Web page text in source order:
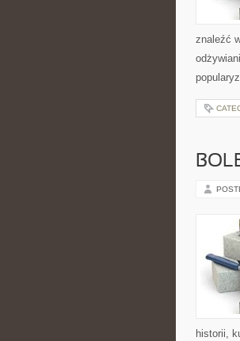
znaleźć
historii,